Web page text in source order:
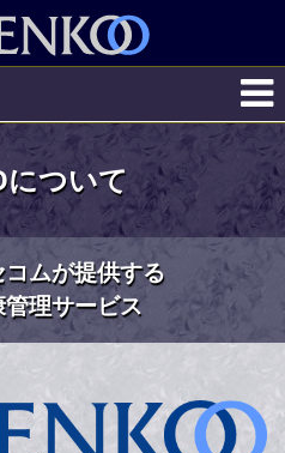
について
ムが提供する
理サービス